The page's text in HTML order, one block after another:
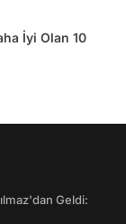
İyi Olan 10
Geldi: